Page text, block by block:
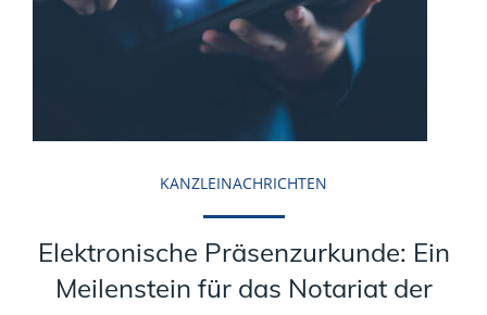
KANZLEINACHRICHTEN
Elektronische Präsenzurkunde: Ein
Meilenstein für das Notariat der